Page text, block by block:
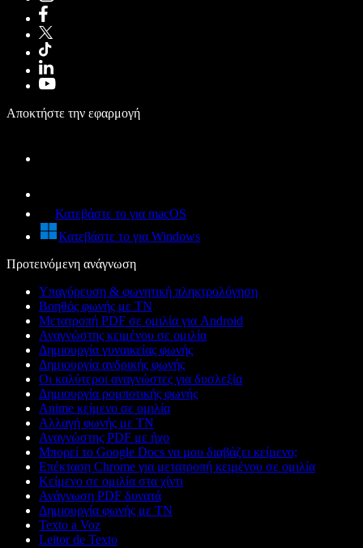
Αποκτήστε την εφαρμογή
Κατεβάστε το για macOS
Κατεβάστε το για Windows
Προτεινόμενη ανάγνωση
Υπαγόρευση & φωνητική πληκτρολόγηση
Βοηθός φωνής με ΤΝ
Μετατροπή PDF σε ομιλία για Android
Αναγνώστης κειμένου σε ομιλία
Δημιουργία γυναικείας φωνής
Δημιουργία ανδρικής φωνής
Οι καλύτεροι αναγνώστες για δυσλεξία
Δημιουργία ρομποτικής φωνής
Anime κείμενο σε ομιλία
Αλλαγή φωνής με ΤΝ
Αναγνώστης PDF με ήχο
Μπορεί το Google Docs να μου διαβάζει κείμενο;
Επέκταση Chrome για μετατροπή κειμένου σε ομιλία
Κείμενο σε ομιλία στα χίντι
Ανάγνωση PDF δυνατά
Δημιουργία φωνής με ΤΝ
Texto a Voz
Leitor de Texto